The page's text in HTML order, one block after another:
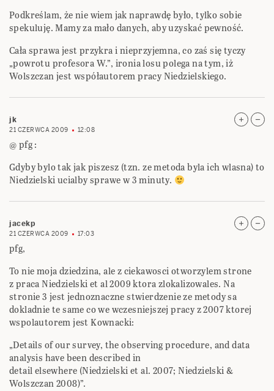
Podkreślam, że nie wiem jak naprawdę było, tylko sobie
spekuluję. Mamy za mało danych, aby uzyskać pewność.
Cała sprawa jest przykra i nieprzyjemna, co zaś się tyczy
„powrotu profesora W.”, ironia losu polega na tym, iż
Wolszczan jest współautorem pracy Niedzielskiego.
jk
21 CZERWCA 2009 12:08
@ pfg :
Gdyby bylo tak jak piszesz (tzn. ze metoda byla ich wlasna) to
Niedzielski ucialby sprawe w 3 minuty.
jacekp
21 CZERWCA 2009 17:03
pfg,
To nie moja dziedzina, ale z ciekawosci otworzylem strone
z praca Niedzielski et al 2009 ktora zlokalizowales. Na
stronie 3 jest jednoznaczne stwierdzenie ze metody sa
dokladnie te same co we wczesniejszej pracy z 2007 ktorej
wspolautorem jest Kownacki:
„Details of our survey, the observing procedure, and data
analysis have been described in
detail elsewhere (Niedzielski et al. 2007; Niedzielski &
Wolszczan 2008)”.